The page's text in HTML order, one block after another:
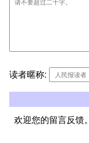
读者暱称:
欢迎您的留言反馈。